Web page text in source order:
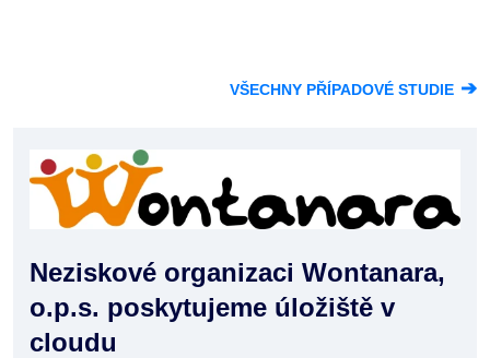
VŠECHNY PŘÍPADOVÉ STUDIE ➔
Neziskové organizaci Wontanara,
o.p.s. poskytujeme úložiště v
cloudu